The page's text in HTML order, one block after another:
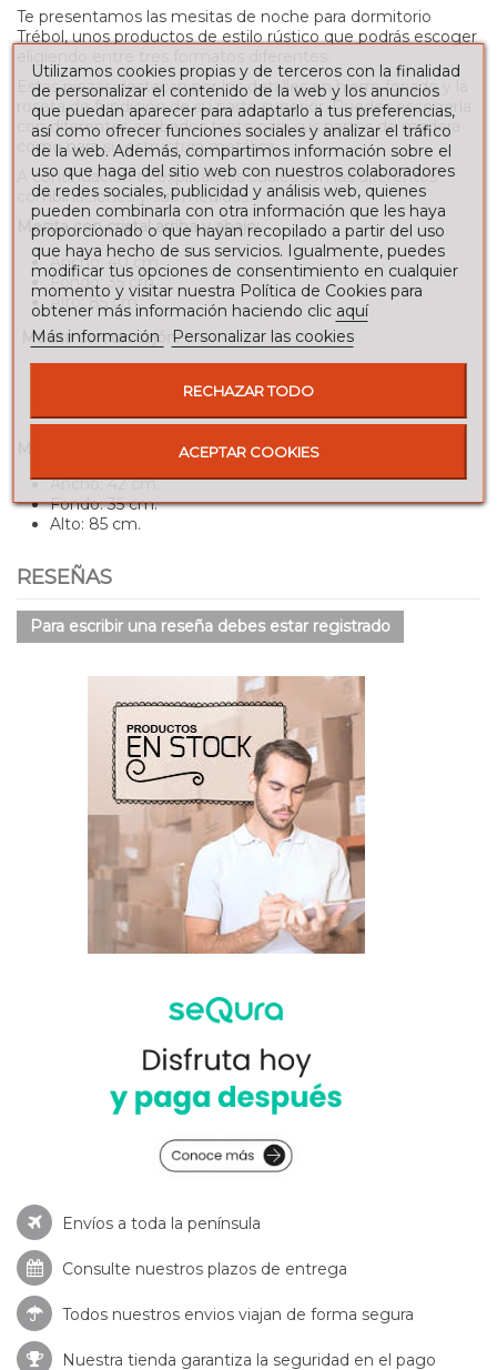
Te presentamos las mesitas de noche para dormitorio
Trébol, unos productos de estilo rústico que podrás escoger
Estas piezas destacan por los detalles en hierro forjado y la
roseta de fundición de su parte superior. Puedes escogerla
con diferentes acabados tanto para sus partes de madera
como para su estructura metálica.
A continuación te explicamos cuáles son las diferentes
combinaciones y sus medidas.
Mesita con cristal arriba y abajo:
Ancho: 40 cm.
Fondo: 35 cm.
Alto: 85 cm.
Mesita con un cajón:
Alto: 85 cm.
Mesita con dos cajones:
Ancho: 42 cm.
Fondo: 35 cm.
Alto: 85 cm.
RESEÑAS
Para escribir una reseña debes estar registrado
Envíos a toda la península
Consulte nuestros plazos de entrega
Todos nuestros envios viajan de forma segura
Nuestra tienda garantiza la seguridad en el pago
Utilizamos cookies propias y de terceros con la finalidad
de personalizar el contenido de la web y los anuncios
que puedan aparecer para adaptarlo a tus preferencias,
así como ofrecer funciones sociales y analizar el tráfico
de la web. Además, compartimos información sobre el
uso que haga del sitio web con nuestros colaboradores
de redes sociales, publicidad y análisis web, quienes
pueden combinarla con otra información que les haya
proporcionado o que hayan recopilado a partir del uso
que haya hecho de sus servicios. Igualmente, puedes
modificar tus opciones de consentimiento en cualquier
momento y visitar nuestra Política de Cookies para
obtener más información haciendo clic aquí
Más información
Personalizar las cookies
RECHAZAR TODO
ACEPTAR COOKIES